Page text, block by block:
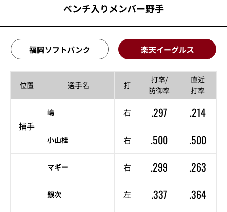
ベンチ入りメンバー野手
福岡ソフトバンク 楽天イーグルス
位置 選手名 打
打率/
防御率
直近
打率
捕手
嶋 右 .297 .214
小山桂 右 .500 .500
マギー 右 .299 .263
銀次 左 .337 .364